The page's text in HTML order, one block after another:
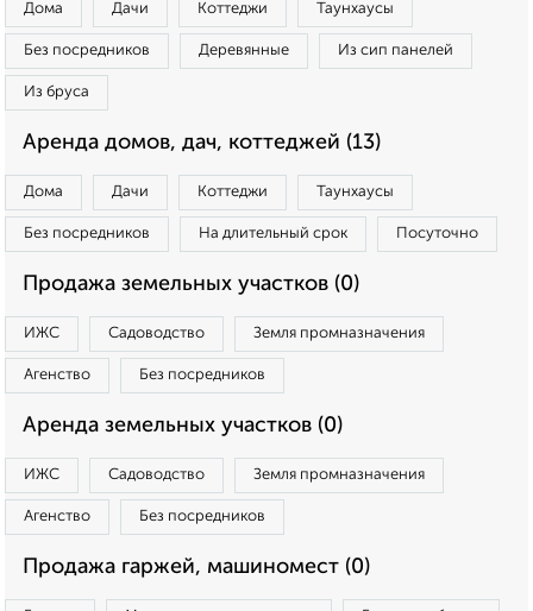
Дома Дачи Коттеджи Таунхаусы
Без посредников Деревянные Из сип панелей
Из бруса
Аренда домов, дач, коттеджей (13)
Дома Дачи Коттеджи Таунхаусы
Без посредников На длительный срок Посуточно
Продажа земельных участков (0)
ИЖС Садоводство Земля промназначения
Агенство Без посредников
Аренда земельных участков (0)
ИЖС Садоводство Земля промназначения
Агенство Без посредников
Продажа гаржей, машиномест (0)